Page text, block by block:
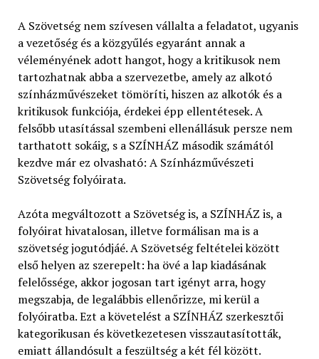
A Szövetség nem szívesen vállalta a feladatot, ugyanis
a vezetőség és a közgyűlés egyaránt annak a
véleményének adott hangot, hogy a kritikusok nem
tartozhatnak abba a szervezetbe, amely az alkotó
színházművészeket tömöríti, hiszen az alkotók és a
kritikusok funkciója, érdekei épp ellentétesek. A
felsőbb utasítással szembeni ellenállásuk persze nem
tarthatott sokáig, s a SZÍNHÁZ második számától
kezdve már ez olvasható: A Színházművészeti
Szövetség folyóirata.
Azóta megváltozott a Szövetség is, a SZÍNHÁZ is, a
folyóirat hivatalosan, illetve formálisan ma is a
szövetség jogutódjáé. A Szövetség feltételei között
első helyen az szerepelt: ha övé a lap kiadásának
felelőssége, akkor jogosan tart igényt arra, hogy
megszabja, de legalábbis ellenőrizze, mi kerül a
folyóiratba. Ezt a követelést a SZÍNHÁZ szerkesztői
kategorikusan és következetesen visszautasították,
emiatt állandósult a feszültség a két fél között.